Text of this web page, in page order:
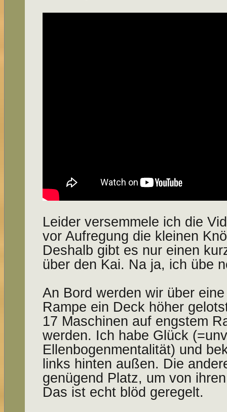
Leider versemmele ich die
vor Aufregung die kleinen
Deshalb gibt es nur einen
über den Kai. Na ja, ich übe
An Bord werden wir über
Rampe ein Deck höher
17 Maschinen auf engstem
werden. Ich habe Glück
Ellenbogenmentalität) und
links hinten außen. Die
genügend Platz, um von
Das ist echt blöd geregelt.